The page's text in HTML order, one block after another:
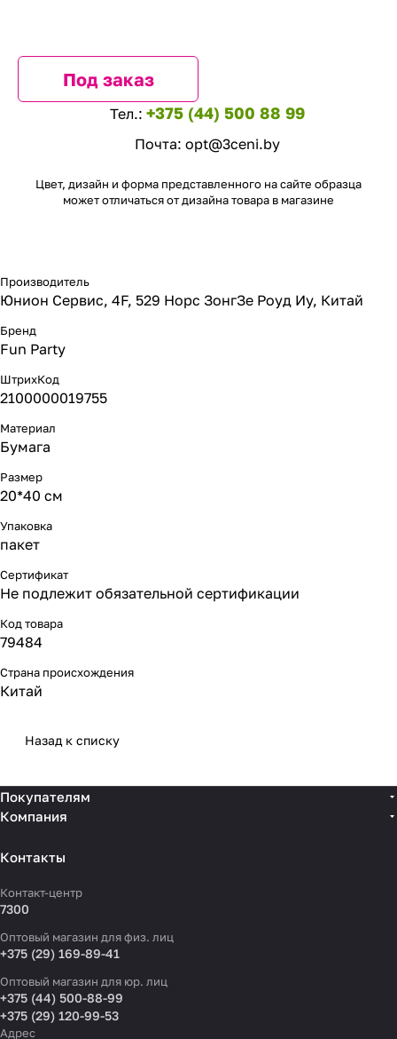
Под заказ
Тел.: +375 (44) 500 88 99
Почта: opt@3ceni.by
Цвет, дизайн и форма представленного на сайте образца
может отличаться от дизайна товара в магазине
Производитель
Юнион Сервис, 4F, 529 Норс ЗонгЗе Роуд Иу, Китай
Бренд
Fun Party
ШтрихКод
2100000019755
Материал
Бумага
Размер
20*40 см
Упаковка
пакет
Сертификат
Не подлежит обязательной сертификации
Код товара
79484
Страна происхождения
Китай
Назад к списку
Покупателям
Компания
Контакты
Контакт-центр
7300
Оптовый магазин для физ. лиц
+375 (29) 169-89-41
Оптовый магазин для юр. лиц
+375 (44) 500-88-99
+375 (29) 120-99-53
Адрес